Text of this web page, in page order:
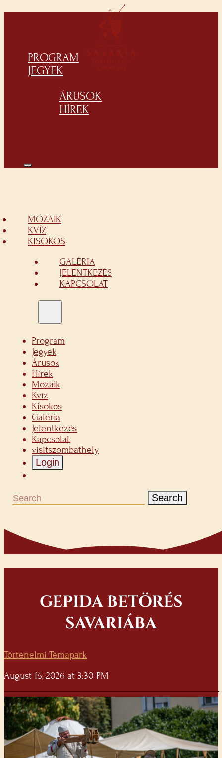
PROGRAM
JEGYEK
ÁRUSOK
HÍREK
MOZAIK
KVÍZ
KISOKOS
GALÉRIA
JELENTKEZÉS
KAPCSOLAT
Program
Jegyek
Árusok
Hírek
Mozaik
Kvíz
Kisokos
Galéria
Jelentkezés
Kapcsolat
visitszombathely
Login
Search
GEPIDA BETÖRÉS
SAVARIÁBA
Történelmi Témapark
August 15, 2026 at 3:30 PM